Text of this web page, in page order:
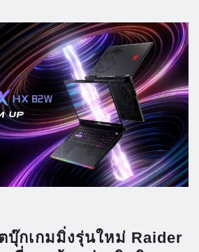
บุ๊กเกมมิ่งรุ่นใหม่ Raider